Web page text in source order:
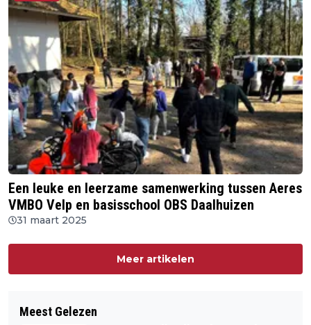
Een leuke en leerzame samenwerking tussen Aeres
VMBO Velp en basisschool OBS Daalhuizen
31 maart 2025
Meer artikelen
Meest Gelezen